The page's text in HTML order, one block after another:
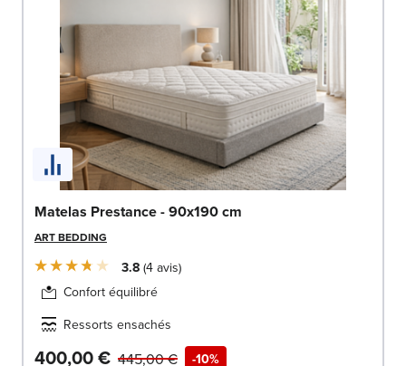
Matelas Prestance - 90x190 cm
ART BEDDING
3.8 4 avis
Confort équilibré
Ressorts ensachés
400,00 € -10%
445,00 €